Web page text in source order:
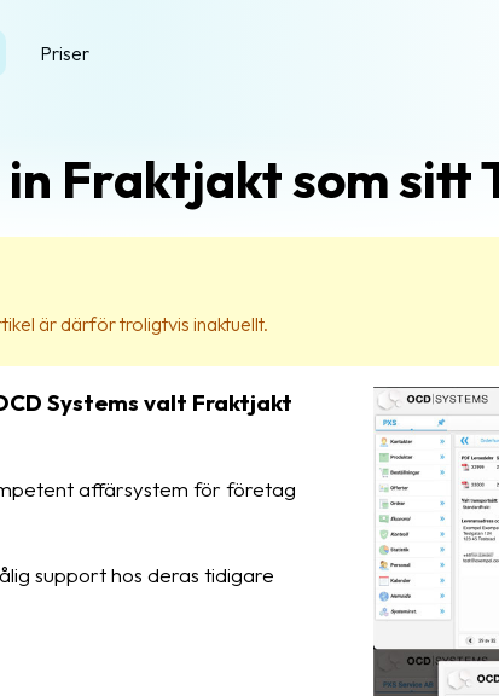
Priser
Fraktjakt som sitt
är därför troligtvis inaktuellt.
Systems valt Fraktjakt
affärsystem för företag
support hos deras tidigare